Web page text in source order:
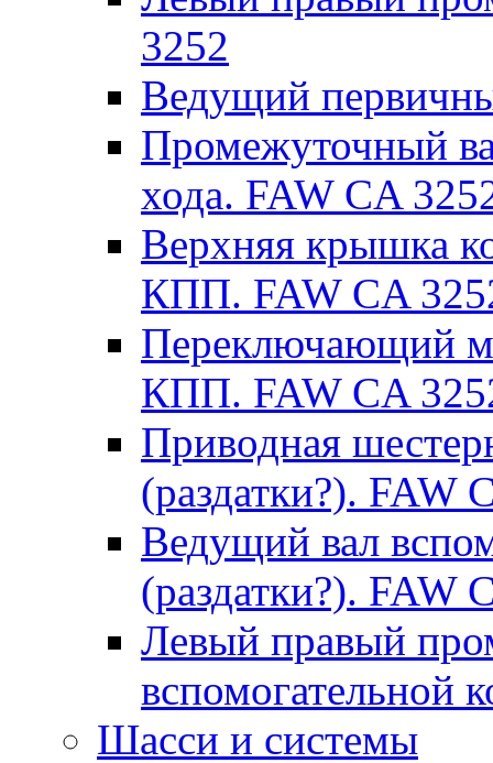
3252
Ведущий
Промежуточный
хода. FAW CA
Верхняя крышка
КПП. FAW CA
Переключающий
КПП. FAW CA
Приводная
(раздатки?). FAW
Ведущий вал
(раздатки?). FAW
Левый правый
вспомогательной
Шасси и системы